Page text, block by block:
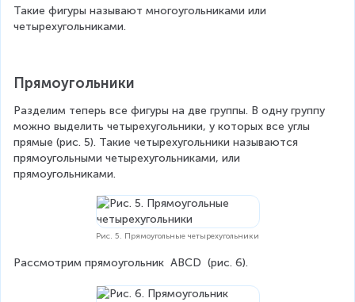
Такие фигуры называют многоугольниками или
четырехугольниками.
Прямоугольники
Разделим теперь все фигуры на две группы. В одну группу
можно выделить четырехугольники, у которых все углы
прямые (рис. 5). Такие четырехугольники называются
прямоугольными четырехугольниками, или
прямоугольниками.
Рис. 5. Прямоугольные четырехугольники
Рассмотрим прямоугольник ABCD (рис. 6).